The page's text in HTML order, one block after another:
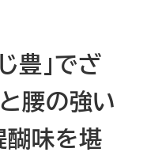
豊」でざ
腰の強い
醐味を堪